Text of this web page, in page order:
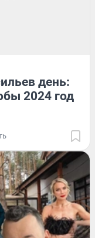
день:
2024 год